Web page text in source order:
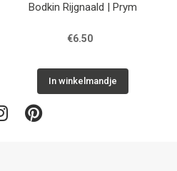
Bodkin Rijgnaald | Prym
€6.50
In winkelmandje